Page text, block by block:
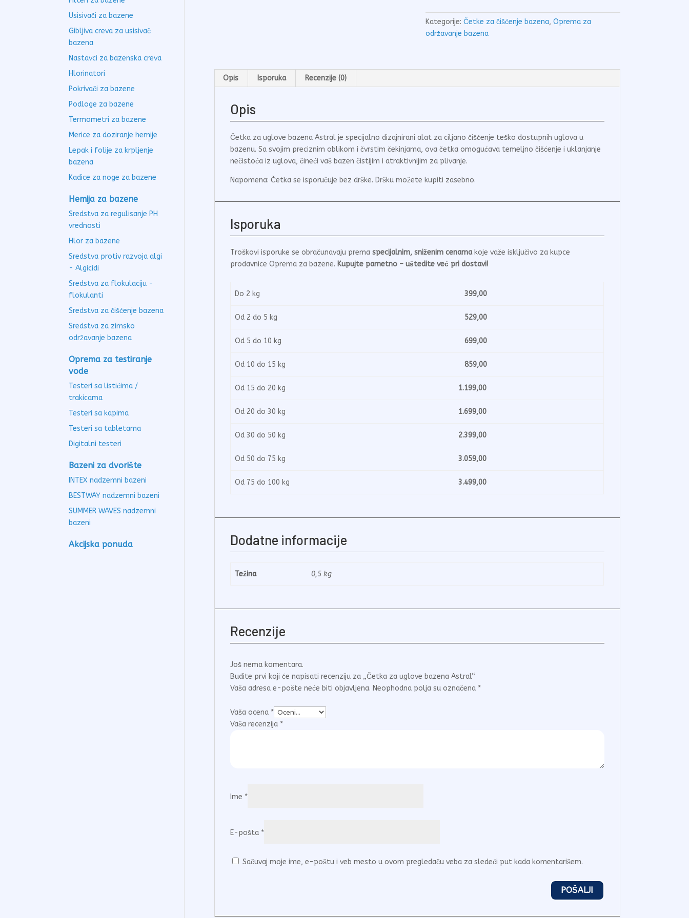
Astral
količina
Kategorije: Četke za čišćenje bazena, Oprema za
održavanje bazena
Opis Isporuka Recenzije (0)
Opis
Četka za uglove bazena Astral je specijalno dizajnirani alat za ciljano čišćenje teško dostupnih uglova u
bazenu. Sa svojim preciznim oblikom i čvrstim čekinjama, ova četka omogućava temeljno čišćenje i uklanjanje
nečistoća iz uglova, čineći vaš bazen čistijim i atraktivnijim za plivanje.
Napomena: Četka se isporučuje bez drške. Dršku možete kupiti zasebno.
Isporuka
Troškovi isporuke se obračunavaju prema specijalnim, sniženim cenamakoje važe isključivo za kupce
prodavnice Oprema za bazene. Kupujte pametno – uštedite već pri dostavi!
Do 2 kg 399,00
Od 2 do 5 kg 529,00
Od 5 do 10 kg 699,00
Od 10 do 15 kg 859,00
Od 15 do 20 kg 1.199,00
Od 20 do 30 kg 1.699,00
Od 30 do 50 kg 2.399,00
Od 50 do 75 kg 3.059,00
Od 75 do 100 kg 3.499,00
Dodatne informacije
Težina 0,5 kg
Recenzije
Još nema komentara.
Budite prvi koji će napisati recenziju za „Četka za uglove bazena Astral“
Vaša adresa e-pošte neće biti objavljena. Neophodna polja su označena *
Vaša ocena *
Vaša recenzija *
Ime *
E-pošta *
Sačuvaj moje ime, e-poštu i veb mesto u ovom pregledaču veba za sledeći put kada komentarišem.
Usisivači za bazene
Gibljiva creva za usisivač
bazena
Nastavci za bazenska creva
Hlorinatori
Pokrivači za bazene
Podloge za bazene
Termometri za bazene
Merice za doziranje hemije
Lepak i folije za krpljenje
bazena
Kadice za noge za bazene
Hemija za bazene
Sredstva za regulisanje PH
vrednosti
Hlor za bazene
Sredstva protiv razvoja algi
- Algicidi
Sredstva za flokulaciju -
flokulanti
Sredstva za čišćenje bazena
Sredstva za zimsko
održavanje bazena
Oprema za testiranje
vode
Testeri sa listićima /
trakicama
Testeri sa kapima
Testeri sa tabletama
Digitalni testeri
Bazeni za dvorište
INTEX nadzemni bazeni
BESTWAY nadzemni bazeni
SUMMER WAVES nadzemni
bazeni
Akcijska ponuda